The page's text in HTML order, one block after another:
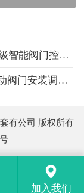
上一篇 : 水管阀门电动控制开关 - 工业级智能阀门控制系统详解
下一篇 : 电动阀门接线图免费下载 | 电动阀门安装调试完整指南
有公司 版权所有
加入我们